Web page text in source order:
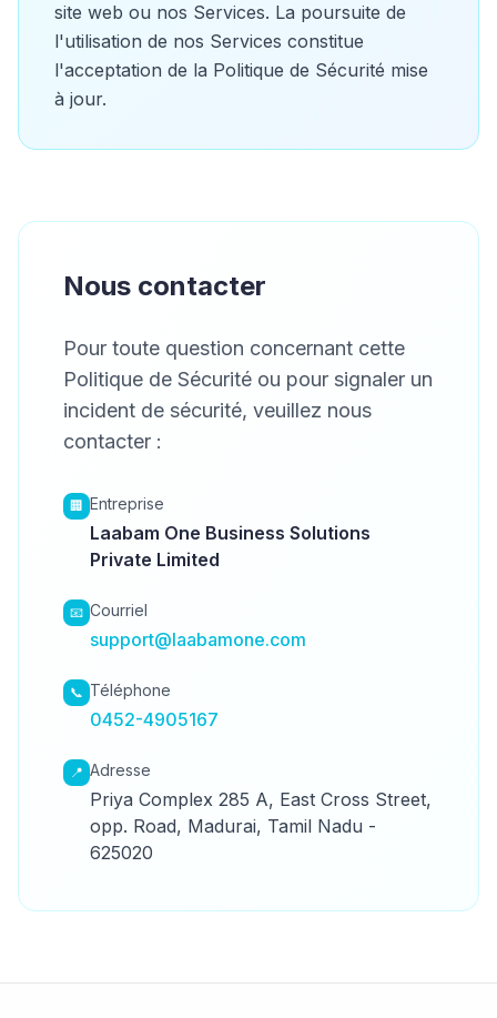
site web ou nos Services. La poursuite de
l'utilisation de nos Services constitue
l'acceptation de la Politique de Sécurité mise
à jour.
Nous contacter
Pour toute question concernant cette
Politique de Sécurité ou pour signaler un
incident de sécurité, veuillez nous
contacter :
🏢 Entreprise
Laabam One Business Solutions
Private Limited
📧 Courriel
support@laabamone.com
📞 Téléphone
0452-4905167
📍 Adresse
Priya Complex 285 A, East Cross Street,
opp. Road, Madurai, Tamil Nadu -
625020